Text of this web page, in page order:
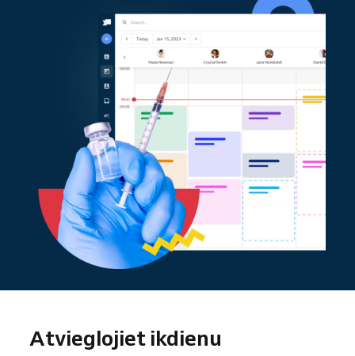
Atvieglojiet ikdienu